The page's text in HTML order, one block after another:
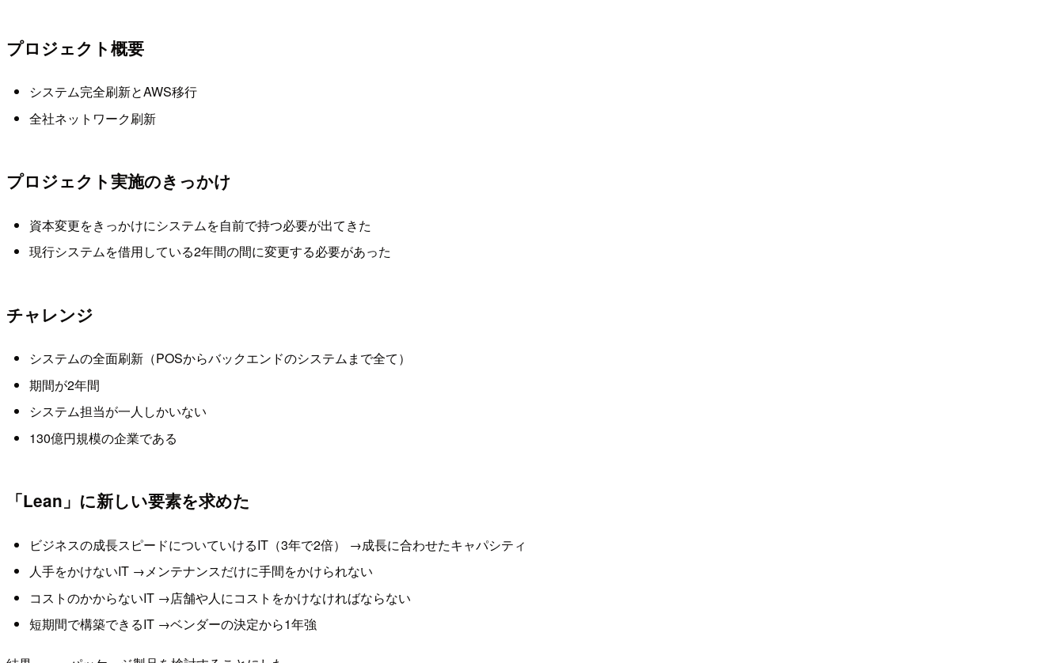
プロジェクト概要
システム完全刷新とAWS移行
全社ネットワーク刷新
プロジェクト実施のきっかけ
資本変更をきっかけにシステムを自前で持つ必要が出てきた
現行システムを借用している2年間の間に変更する必要があった
チャレンジ
システムの全面刷新（POSからバックエンドのシステムまで全て）
期間が2年間
システム担当が一人しかいない
130億円規模の企業である
「Lean」に新しい要素を求めた
ビジネスの成長スピードについていけるIT（3年で2倍） →成長に合わせたキャパシティ
人手をかけないIT →メンテナンスだけに手間をかけられない
コストのかからないIT →店舗や人にコストをかけなければならない
短期間で構築できるIT →ベンダーの決定から1年強